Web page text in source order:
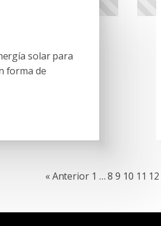
solar para
forma de
« Anterior 1 … 8 9 10 11 12